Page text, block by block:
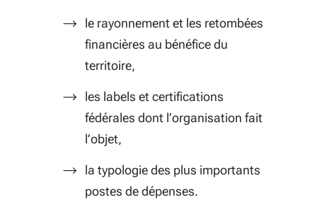
le rayonnement et les retombées
financières au bénéfice du
territoire,
les labels et certifications
fédérales dont l’organisation fait
l’objet,
la typologie des plus importants
postes de dépenses.